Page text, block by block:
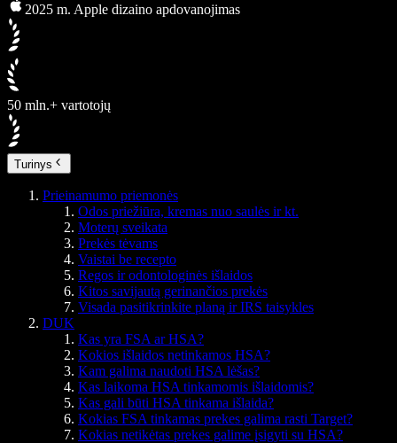
2025 m. Apple dizaino apdovanojimas
50 mln.+ vartotojų
Turinys
Prieinamumo priemonės
Odos priežiūra, kremas nuo saulės ir kt.
Moterų sveikata
Prekės tėvams
Vaistai be recepto
Regos ir odontologinės išlaidos
Kitos savijautą gerinančios prekės
Visada pasitikrinkite planą ir IRS taisykles
DUK
Kas yra FSA ar HSA?
Kokios išlaidos netinkamos HSA?
Kam galima naudoti HSA lėšas?
Kas laikoma HSA tinkamomis išlaidomis?
Kas gali būti HSA tinkama išlaida?
Kokias FSA tinkamas prekes galima rasti Target?
Kokias netikėtas prekes galime įsigyti su HSA?